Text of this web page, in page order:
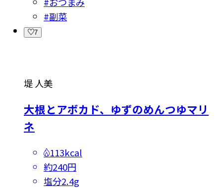
#副菜
7
堤 人美
大根とアボカド、ゆずのめんつゆマリ
ネ
113kcal
約240円
塩分2.4g